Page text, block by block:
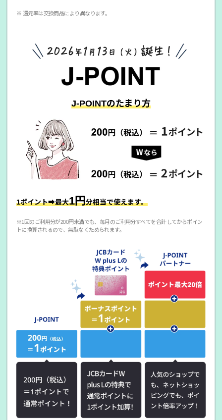
※ 還元率は交換商品により異なります。
J-POINTのたまり方
1ポイント➡最大1円分相当で使えます。
※1回のご利用分が200円未満でも、毎月のご利用分すべてを合計してからポイン
トに換算されるので、無駄なくためられます。